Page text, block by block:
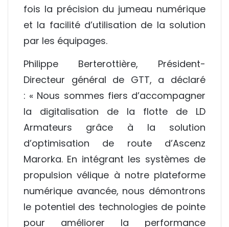
fois la précision du jumeau numérique
et la facilité d’utilisation de la solution
par les équipages.
Philippe Berterottière, Président-
Directeur général de GTT, a déclaré
: « Nous sommes fiers d’accompagner
la digitalisation de la flotte de LD
Armateurs grâce à la solution
d’optimisation de route d’Ascenz
Marorka. En intégrant les systèmes de
propulsion vélique à notre plateforme
numérique avancée, nous démontrons
le potentiel des technologies de pointe
pour améliorer la performance